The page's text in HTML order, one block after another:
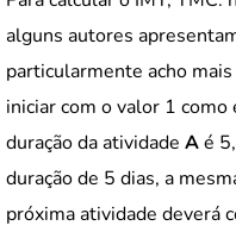
alguns autores
particularmente acho
iniciar com o valor 1
duração da atividade Aé
duração de 5 dias, a
próxima atividade deverá